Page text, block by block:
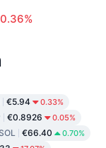
0.36%
€5.94 0.33%
€0.8926 0.05%
SOL €66.40 0.70%